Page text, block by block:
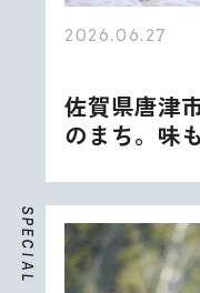
2026.06.27
佐賀県唐津
のまち。味
S
P
E
C
I
A
L